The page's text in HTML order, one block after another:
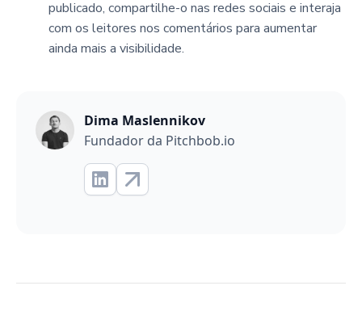
publicado, compartilhe-o nas redes sociais e interaja
com os leitores nos comentários para aumentar
ainda mais a visibilidade.
Dima Maslennikov
Fundador da Pitchbob.io